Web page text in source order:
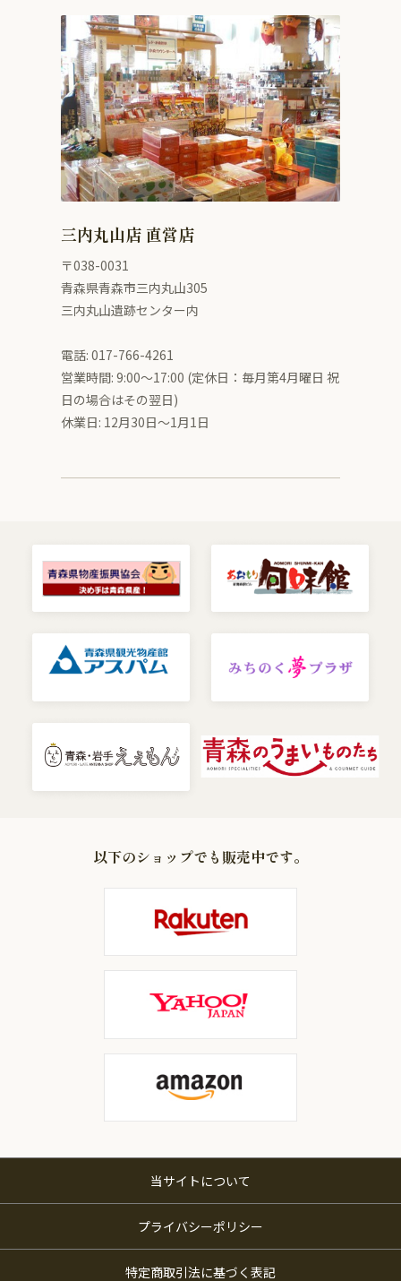
三内丸山店 直営店
〒038-0031
青森県青森市三内丸山305
三内丸山遺跡センター内
電話: 017-766-4261
営業時間: 9:00〜17:00 (定休日：毎月第4月曜日 祝
日の場合はその翌日)
休業日: 12月30日～1月1日
以下のショップでも販売中です。
当サイトについて
プライバシーポリシー
特定商取引法に基づく表記